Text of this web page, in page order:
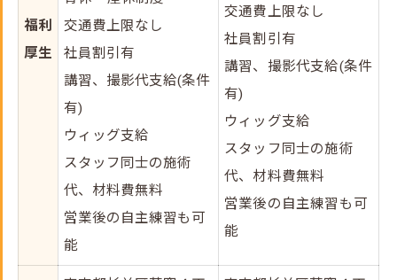
福利
厚生
交通費上限なし
社員割引有
講習、撮影代支給(条件
有)
ウィッグ支給
スタッフ同士の施術
代、材料費無料
営業後の自主練習も可
能
交通費上限なし
社員割引有
講習、撮影代支給(条件
有)
ウィッグ支給
スタッフ同士の施術
代、材料費無料
営業後の自主練習も可
能